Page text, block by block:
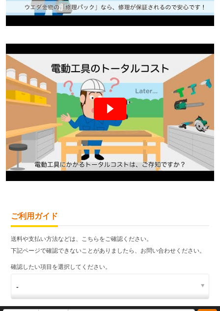
ご利用ガイド
送料や支払い方法などは、こちらをご確認ください。
下記ページで確認できないことがありましたら、お問い合わせください。
確認したい項目を選択してください。